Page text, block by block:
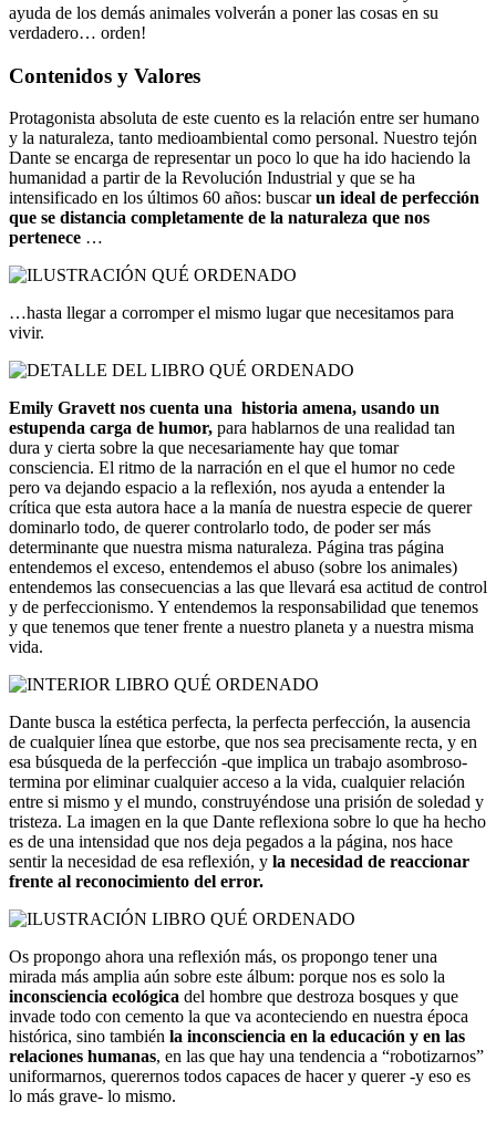
ayuda de los demás animales volverán a poner las cosas en su
verdadero… orden!
Contenidos y Valores
Protagonista absoluta de este cuento es la relación entre ser humano
y la naturaleza, tanto medioambiental como personal. Nuestro tejón
Dante se encarga de representar un poco lo que ha ido haciendo la
humanidad a partir de la Revolución Industrial y que se ha
intensificado en los últimos 60 años: buscarun ideal de perfección
que se distancia completamente de la naturaleza que nos
pertenece …
…hasta llegar a corromper el mismo lugar que necesitamos para
vivir.
Emily Gravett nos cuenta una historia amena, usando un
estupenda carga de humor, para hablarnos de una realidad tan
dura y cierta sobre la que necesariamente hay que tomar
consciencia. El ritmo de la narración en el que el humor no cede
pero va dejando espacio a la reflexión, nos ayuda a entender la
crítica que esta autora hace a la manía de nuestra especie de querer
dominarlo todo, de querer controlarlo todo, de poder ser más
determinante que nuestra misma naturaleza. Página tras página
entendemos el exceso, entendemos el abuso (sobre los animales)
entendemos las consecuencias a las que llevará esa actitud de control
y de perfeccionismo. Y entendemos la responsabilidad que tenemos
y que tenemos que tener frente a nuestro planeta y a nuestra misma
vida.
Dante busca la estética perfecta, la perfecta perfección, la ausencia
de cualquier línea que estorbe, que nos sea precisamente recta, y en
esa búsqueda de la perfección -que implica un trabajo asombroso-
termina por eliminar cualquier acceso a la vida, cualquier relación
entre si mismo y el mundo, construyéndose una prisión de soledad y
tristeza. La imagen en la que Dante reflexiona sobre lo que ha hecho
es de una intensidad que nos deja pegados a la página, nos hace
sentir la necesidad de esa reflexión, y la necesidad de reaccionar
frente al reconocimiento del error.
Os propongo ahora una reflexión más, os propongo tener una
mirada más amplia aún sobre este álbum: porque nos es solo la
inconsciencia ecológica del hombre que destroza bosques y que
invade todo con cemento la que va aconteciendo en nuestra época
histórica, sino también la inconsciencia en la educación y en las
relaciones humanas, en las que hay una tendencia a “robotizarnos”
uniformarnos, querernos todos capaces de hacer y querer -y eso es
lo más grave- lo mismo.